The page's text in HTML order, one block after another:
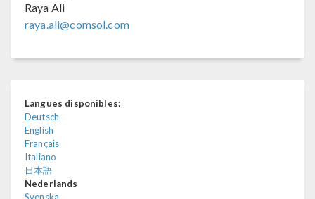
Raya Ali
raya.ali@comsol.com
Langues disponibles:
Deutsch
English
Français
Italiano
日本語
Nederlands